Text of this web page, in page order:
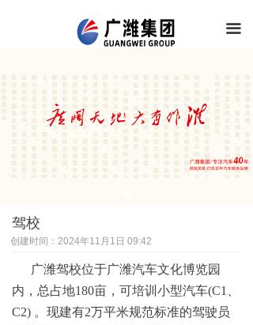
끀
驾校
创建时间： 2024年11月1日 09:42
广潍驾校位于广潍汽车文化博览园
内，总占地180亩，可培训小型汽车(C1、
C2) 。现建有2万平米规范标准的驾驶员